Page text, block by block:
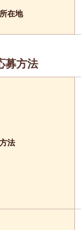
在地
募方法
法